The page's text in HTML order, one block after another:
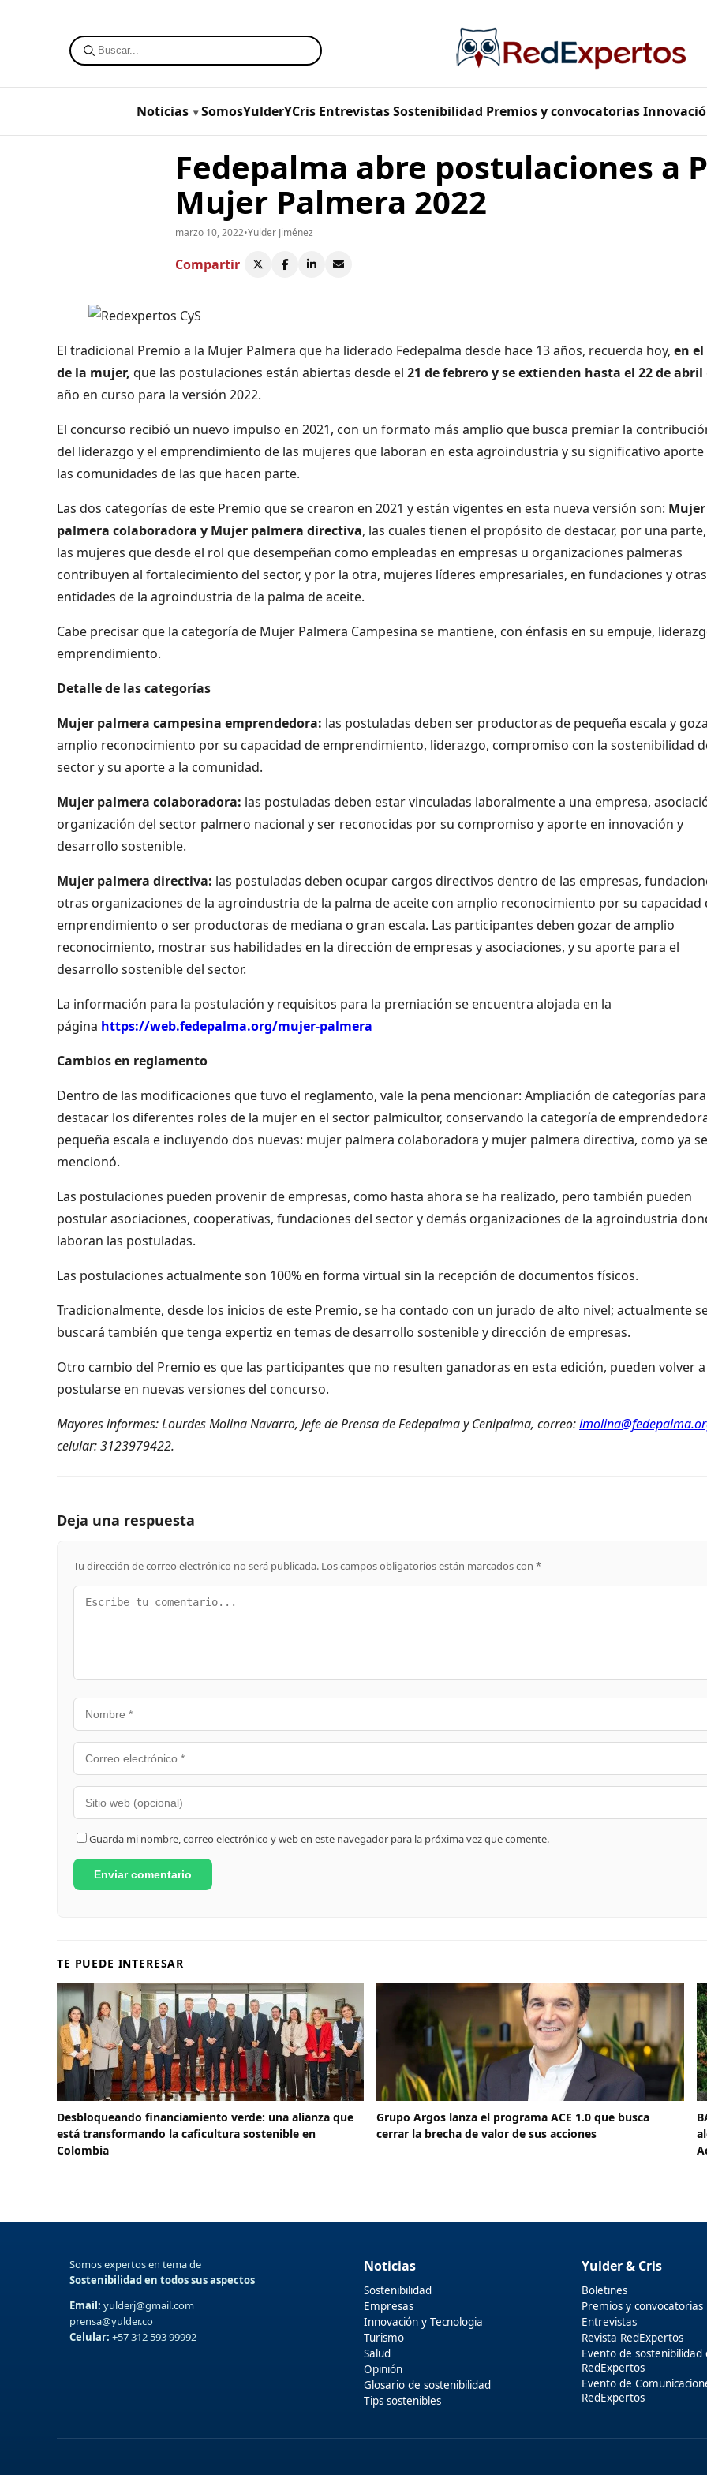
Noticias SomosYulderYCris Entrevistas Sostenibilidad Premios y convocatorias
Fedepalma abre postulaciones a
Mujer Palmera 2022
marzo 10, 2022•Yulder Jiménez
Compartir
El tradicional Premio a la Mujer Palmera que ha liderado Fedepalma desde hace 13 años, recuerda hoy, en
de la mujer, que las postulaciones están abiertas desde el 21 de febrero y se extienden hasta el 22 de abril
año en curso para la versión 2022.
El concurso recibió un nuevo impulso en 2021, con un formato más amplio que busca premiar la
del liderazgo y el emprendimiento de las mujeres que laboran en esta agroindustria y su significativo aporte
las comunidades de las que hacen parte.
Las dos categorías de este Premio que se crearon en 2021 y están vigentes en esta nueva versión son: Mujer
palmera colaboradora y Mujer palmera directiva, las cuales tienen el propósito de destacar, por una
las mujeres que desde el rol que desempeñan como empleadas en empresas u organizaciones palmeras
contribuyen al fortalecimiento del sector, y por la otra, mujeres líderes empresariales, en fundaciones y otras
entidades de la agroindustria de la palma de aceite.
Cabe precisar que la categoría de Mujer Palmera Campesina se mantiene, con énfasis en su empuje,
emprendimiento.
Detalle de las categorías
Mujer palmera campesina emprendedora: las postuladas deben ser productoras de pequeña escala y
amplio reconocimiento por su capacidad de emprendimiento, liderazgo, compromiso con la sostenibilidad
sector y su aporte a la comunidad.
Mujer palmera colaboradora: las postuladas deben estar vinculadas laboralmente a una empresa,
organización del sector palmero nacional y ser reconocidas por su compromiso y aporte en innovación y
desarrollo sostenible.
Mujer palmera directiva: las postuladas deben ocupar cargos directivos dentro de las empresas,
otras organizaciones de la agroindustria de la palma de aceite con amplio reconocimiento por su capacidad
emprendimiento o ser productoras de mediana o gran escala. Las participantes deben gozar de amplio
reconocimiento, mostrar sus habilidades en la dirección de empresas y asociaciones, y su aporte para el
desarrollo sostenible del sector.
La información para la postulación y requisitos para la premiación se encuentra alojada en la
página https://web.fedepalma.org/mujer-palmera
Cambios en reglamento
Dentro de las modificaciones que tuvo el reglamento, vale la pena mencionar: Ampliación de categorías para
destacar los diferentes roles de la mujer en el sector palmicultor, conservando la categoría de
pequeña escala e incluyendo dos nuevas: mujer palmera colaboradora y mujer palmera directiva, como ya se
mencionó.
Las postulaciones pueden provenir de empresas, como hasta ahora se ha realizado, pero también pueden
postular asociaciones, cooperativas, fundaciones del sector y demás organizaciones de la agroindustria
laboran las postuladas.
Las postulaciones actualmente son 100% en forma virtual sin la recepción de documentos físicos.
Tradicionalmente, desde los inicios de este Premio, se ha contado con un jurado de alto nivel; actualmente
buscará también que tenga expertiz en temas de desarrollo sostenible y dirección de empresas.
Otro cambio del Premio es que las participantes que no resulten ganadoras en esta edición, pueden volver a
postularse en nuevas versiones del concurso.
Mayores informes: Lourdes Molina Navarro, Jefe de Prensa de Fedepalma y Cenipalma, correo:
celular: 3123979422.
Deja una respuesta
Tu dirección de correo electrónico no será publicada. Los campos obligatorios están marcados con *
Guarda mi nombre, correo electrónico y web en este navegador para la próxima vez que comente.
TE PUEDE INTERESAR
Desbloqueando financiamiento verde: una alianza que
está transformando la caficultura sostenible en
Colombia
Grupo Argos lanza el programa ACE 1.0 que busca
cerrar la brecha de valor de sus acciones
Somos expertos en tema de
Sostenibilidad en todos sus aspectos
Email: yulderj@gmail.com
prensa@yulder.co
Celular: +57 312 593 99992
Noticias
Sostenibilidad
Empresas
Innovación y Tecnologia
Turismo
Salud
Opinión
Glosario de sostenibilidad
Tips sostenibles
Yulder & Cris
Boletines
Premios y convocatorias
Entrevistas
Revista RedExpertos
Evento de sostenibilidad
RedExpertos
Evento de
RedExpertos